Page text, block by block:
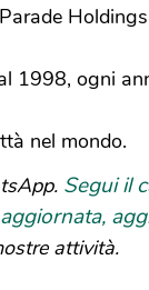
1998, ogni
nel mondo.
Segui il
attività.